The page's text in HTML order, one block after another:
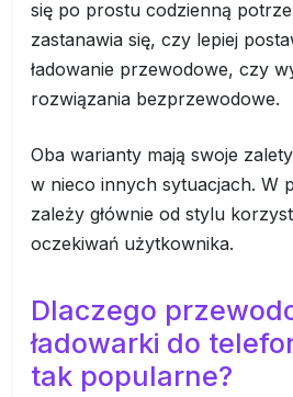
się po prostu codzienną
zastanawia się, czy lepiej
ładowanie przewodowe, czy
rozwiązania bezprzewodowe.
Oba warianty mają swoje
w nieco innych sytuacjach. W
zależy głównie od stylu
oczekiwań użytkownika.
Dlaczego
ładowarki do
tak popularne?